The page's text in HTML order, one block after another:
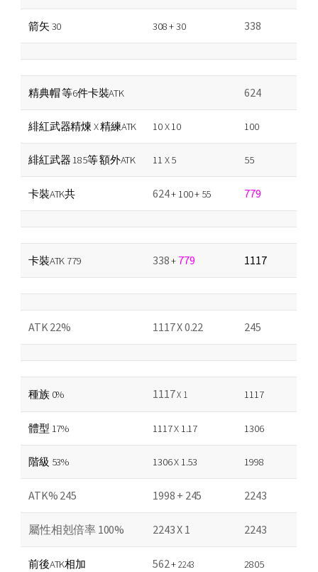
箭矢 30 308 + 30 338
精典帽 等6件卡裝ATK 624
緋紅武器精煉 X 精練ATK 10 X 10 100
緋紅武器 185等 額外ATK 11 X 5 55
卡裝ATK共 624+ 100 + 55 779
卡裝ATK 779 338+ 779 1117
ATK 22% 1117 X 0.22 245
種族 0% 1117X 1 1117
體型 17% 1117 X 1.17 1306
階級 53% 1306 X 1.53 1998
ATK% 245 1998 + 245 2243
屬性相剋倍率 100% 2243 X 1 2243
前後ATK相加 562+2243 2805